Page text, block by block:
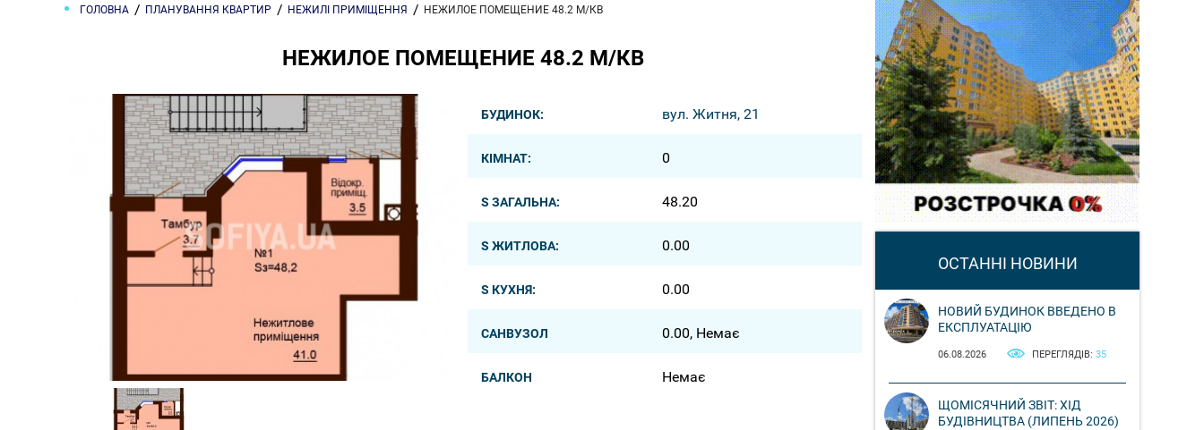
ГОЛОВНА ПЛАНУВАННЯ КВАРТИР НЕЖИЛІ ПРИМІЩЕННЯ НЕЖИЛОЕ ПОМЕЩЕНИЕ 48.2 М/КВ
НЕЖИЛОЕ ПОМЕЩЕНИЕ 48.2 М/КВ
БУДИНОК: вул. Житня, 21
КІМНАТ: 0
S ЗАГАЛЬНА: 48.20
S ЖИТЛОВА: 0.00
S КУХНЯ: 0.00
САНВУЗОЛ 0.00, Немає
БАЛКОН Немає
ОСТАННІ НОВИНИ
НОВИЙ БУДИНОК ВВЕДЕНО В
ЕКСПЛУАТАЦІЮ
06.08.2026 ПЕРЕГЛЯДІВ: 35
ЩОМІСЯЧНИЙ ЗВІТ: ХІД
БУДІВНИЦТВА (ЛИПЕНЬ 2026)